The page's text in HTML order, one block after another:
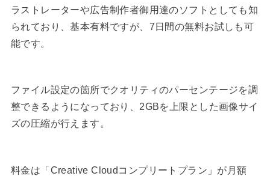
ラストレーターや広告制作者御用達のソフトとしても知
られており、基本有料ですが、7日間の無料お試しも可
能です。
ファイル設定の箇所でクオリティのパーセンテージを調
整できるようになっており、2GBを上限とした画像サイ
ズの圧縮が行えます。
料金は「Creative Cloudコンプリートプラン」が月額